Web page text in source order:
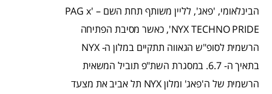
הבינלאומי, 'פאג', לליין משותף תחת השם – 'PAG x
NYX TECHNO PRIDE', כאשר מסיבת הפתיחה
הרשמית לסופ"ש הגאווה תתקיים במלון ה- NYX
בתאיך ה- 6.7. במסגרת השת"פ תוביל המשאית
הרשמית של ה'פאג' ומלון NYX תל אביב את מצעד